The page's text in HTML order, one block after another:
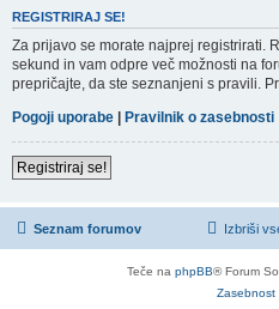
REGISTRIRAJ SE!
Za prijavo se morate najprej registrirati.
sekund in vam odpre več možnosti na
prepričajte, da ste seznanjeni s pravili.
Pogoji uporabe | Pravilnik o zasebnosti
Registriraj se!
Seznam forumov Izbriši
Teče na phpBB® Forum
Zasebnost